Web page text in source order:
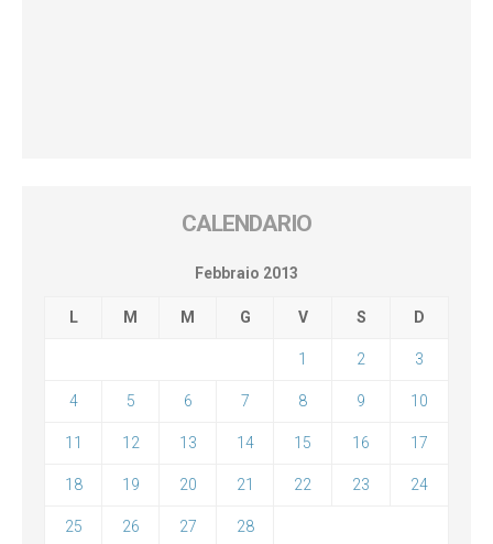
CALENDARIO
Febbraio 2013
L M M G V S D
1 2 3
4 5 6 7 8 9 10
11 12 13 14 15 16 17
18 19 20 21 22 23 24
25 26 27 28